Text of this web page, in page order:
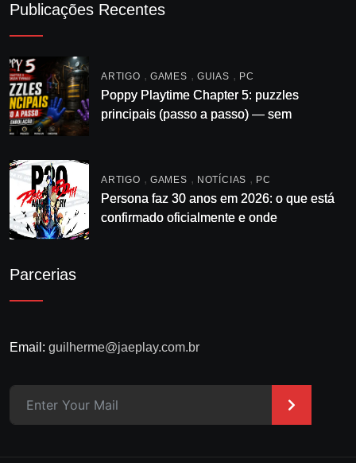
Publicações Recentes
ARTIGO , GAMES , GUIAS , PC
Poppy Playtime Chapter 5: puzzles
principais (passo a passo) — sem
ARTIGO , GAMES , NOTÍCIAS , PC
Persona faz 30 anos em 2026: o que está
confirmado oficialmente e onde
Parcerias
Email: guilherme@jaeplay.com.br
>